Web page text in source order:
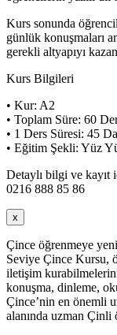
Kurs sonunda
günlük konuşmaları
gerekli altyapıyı
Kurs Bilgileri
• Kur: A2
• Toplam Süre: 60
• 1 Ders Süresi: 45
• Eğitim Şekli: Yüz
Detaylı bilgi ve kayıt
0216 888 85 86
x
Çince öğrenmeye
Seviye Çince Kursu,
iletişim
konuşma, dinleme,
Çince’nin en önemli
alanında uzman Çinli